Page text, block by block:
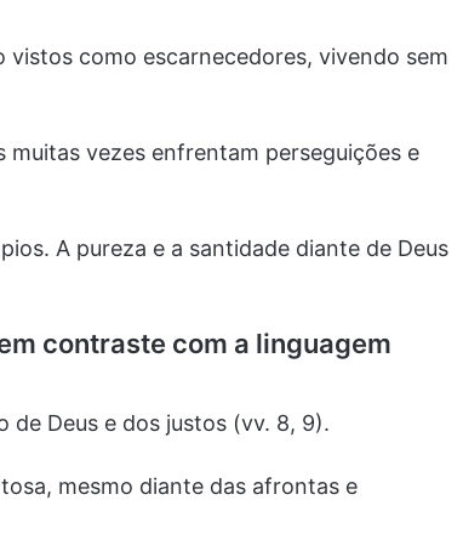
vistos como escarnecedores, vivendo sem
vezes enfrentam perseguições e
A pureza e a santidade diante de Deus
contraste com a linguagem
de Deus e dos justos (vv. 8, 9).
mesmo diante das afrontas e